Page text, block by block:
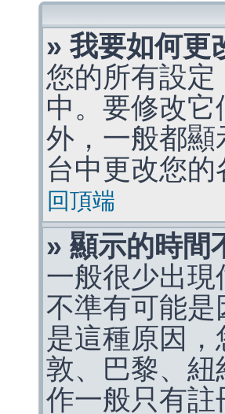
» 我要如何更
您的所有設
中。要修改它
外，一般都
台中更改您
回頂端
» 顯示的時間
一般很少出
不準有可能
是這種原因
敦、巴黎、
作一般只有